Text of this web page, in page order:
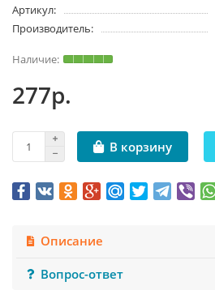
Артикул:
Производитель:
277р.
В корзину
Описание
Вопрос-ответ